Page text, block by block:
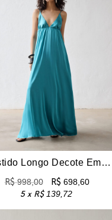
Vestido Longo Decote Em V Acetinado Mercedes – Turquesa
R$998,00 R$ 698,60
5 x R$139,72